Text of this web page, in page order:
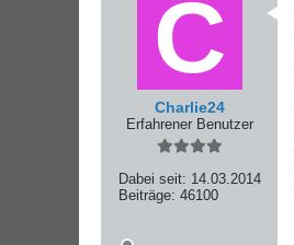
Charlie24
Erfahrener Benutzer
Dabei seit: 14.03.2014
Beiträge: 46100